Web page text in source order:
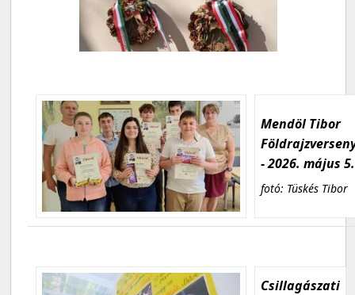
Mendöl Tibor
- 2026. május 5.
fotó: Tüskés Tibor
Csillagászati